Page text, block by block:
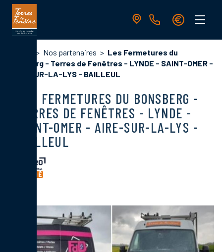
Aller
contenu
principale
Nos partenaires
Les Fermetures du
Bonsberg - Terres de Fenêtres - LYNDE - SAINT-OMER -
AIRE-SUR-LA-LYS - BAILLEUL
LES FERMETURES DU BONSBERG -
TERRES DE FENÊTRES - LYNDE -
SAINT-OMER - AIRE-SUR-LA-LYS -
BAILLEUL